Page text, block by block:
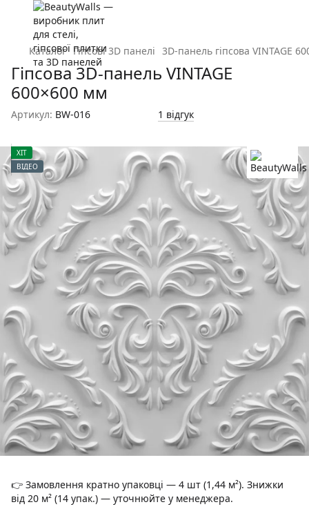
Каталог Гіпсові 3D панелі 3D-панель гіпсова VINTAGE
Гіпсова 3D-панель VINTAGE
600×600 мм
Артикул: BW-016 1 відгук
ХІТ
ВІДЕО
👉 Замовлення кратно упаковці — 4 шт (1,44 м²). Знижки
від 20 м² (14 упак.) — уточнюйте у менеджера.